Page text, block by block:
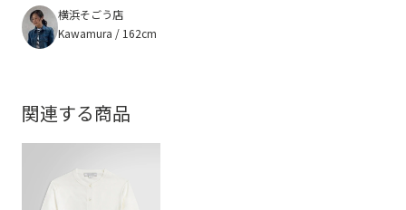
横浜そごう店
Kawamura / 162cm
関連する商品